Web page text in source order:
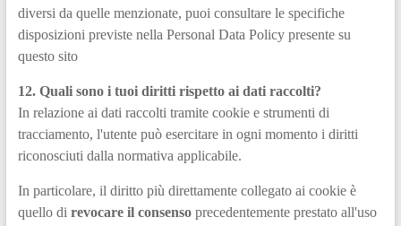
diversi da quelle menzionate, puoi consultare le specifiche
disposizioni previste nella Personal Data Policy presente su
questo sito
12. Quali sono i tuoi diritti rispetto ai dati raccolti?
In relazione ai dati raccolti tramite cookie e strumenti di
tracciamento, l'utente può esercitare in ogni momento i diritti
riconosciuti dalla normativa applicabile.
In particolare, il diritto più direttamente collegato ai cookie è
quello di revocare il consensoprecedentemente prestato all'uso